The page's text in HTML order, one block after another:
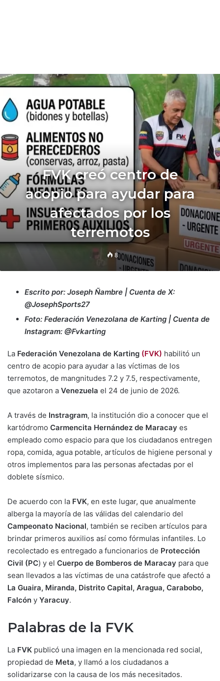
FVK creó centro de
acopio para ayudar para
afectados por los
terremotos
8
Escrito por: Joseph Ñambre | Cuenta de X:
@JosephSports27
Foto: Federación Venezolana de Karting | Cuenta de
Instagram: @Fvkarting
La Federación Venezolana de Karting (FVK) habilitó un
centro de acopio para ayudar a las víctimas de los
terremotos, de mangnitudes 7.2 y 7.5, respectivamente,
que azotaron a Venezuela el 24 de junio de 2026.
A través de Instragram, la institución dio a conocer que el
kartódromo Carmencita Hernández de Maracay es
empleado como espacio para que los ciudadanos entregen
ropa, comida, agua potable, artículos de higiene personal y
otros implementos para las personas afectadas por el
doblete sísmico.
De acuerdo con la FVK, en este lugar, que anualmente
alberga la mayoría de las válidas del calendario del
Campeonato Nacional, también se reciben artículos para
brindar primeros auxilios así como fórmulas infantiles. Lo
recolectado es entregado a funcionarios de Protección
Civil (PC) y el Cuerpo de Bomberos de Maracay para que
sean llevados a las víctimas de una catástrofe que afectó a
La Guaira, Miranda, Distrito Capital, Aragua, Carabobo,
Falcón y Yaracuy.
Palabras de la FVK
La FVK publicó una imagen en la mencionada red social,
propiedad de Meta, y llamó a los ciudadanos a
solidarizarse con la causa de los más necesitados.